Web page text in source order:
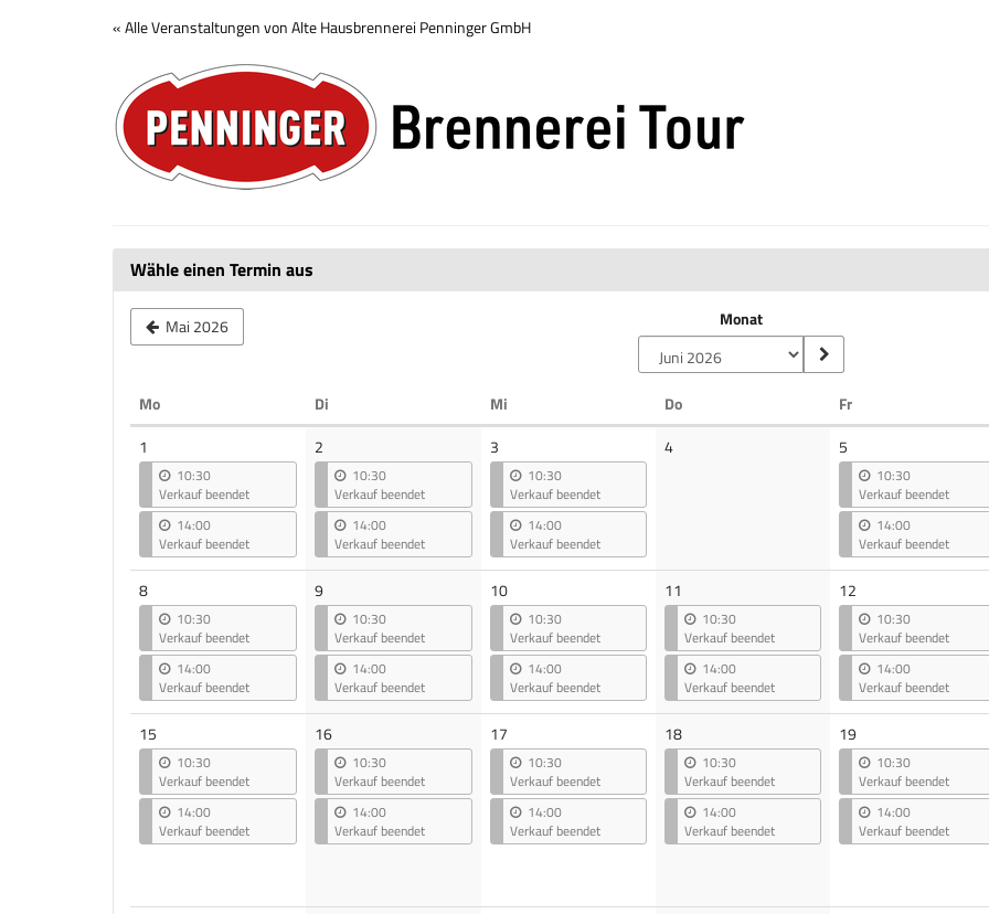
« Alle Veranstaltungen von Alte Hausbrennerei Penninger GmbH
Brennerei
Tour
Wähle einen Termin aus
Mai 2026 Monat
MoMontag Di Mi DoDonnerstag FrFreitag
1
10:30
Verkauf beendet
14:00
Verkauf beendet
2
10:30
Verkauf beendet
14:00
Verkauf beendet
3
10:30
Verkauf beendet
14:00
Verkauf beendet
4Keine
5
10:30
Verkauf beendet
14:00
Verkauf beendet
8
10:30
Verkauf beendet
14:00
Verkauf beendet
9
10:30
Verkauf beendet
14:00
Verkauf beendet
10
10:30
Verkauf beendet
14:00
Verkauf beendet
11
10:30
Verkauf beendet
14:00
Verkauf beendet
12
10:30
Verkauf beendet
14:00
Verkauf beendet
15
10:30
Verkauf beendet
14:00
Verkauf beendet
16
10:30
Verkauf beendet
14:00
Verkauf beendet
17
10:30
Verkauf beendet
14:00
Verkauf beendet
18
10:30
Verkauf beendet
14:00
Verkauf beendet
19
10:30
Verkauf beendet
14:00
Verkauf beendet